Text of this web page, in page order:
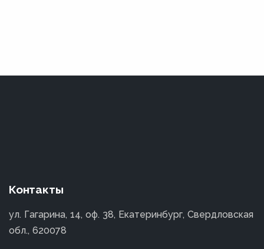
Контакты
ул. Гагарина, 14, оф. 38, Екатеринбург, Свердловская
обл., 620078